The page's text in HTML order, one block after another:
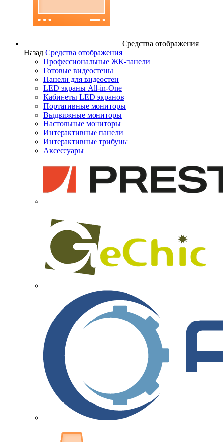
Средства отображения
Назад Средства отображения
Профессиональные ЖК-панели
Готовые видеостены
Панели для видеостен
LED экраны All-in-One
Кабинеты LED экранов
Портативные мониторы
Выдвижные мониторы
Настольные мониторы
Интерактивные панели
Интерактивные трибуны
Аксессуары